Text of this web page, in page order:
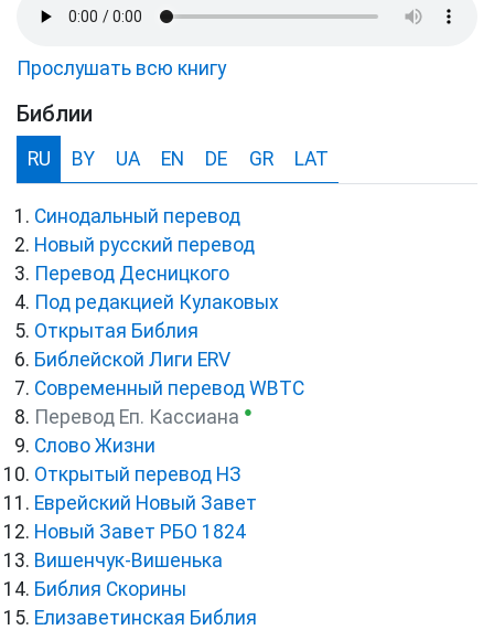
Прослушать всю книгу
Библии
RU BY UA EN DE GR LAT
Синодальный перевод
Новый русский перевод
Перевод Десницкого
Под редакцией Кулаковых
Открытая Библия
Библейской Лиги ERV
Cовременный перевод WBTC
Перевод Еп. Кассиана ●
Слово Жизни
Открытый перевод НЗ
Еврейский Новый Завет
Новый Завет РБО 1824
Вишенчук-Вишенька
Библия Скорины
Елизаветинская Библия